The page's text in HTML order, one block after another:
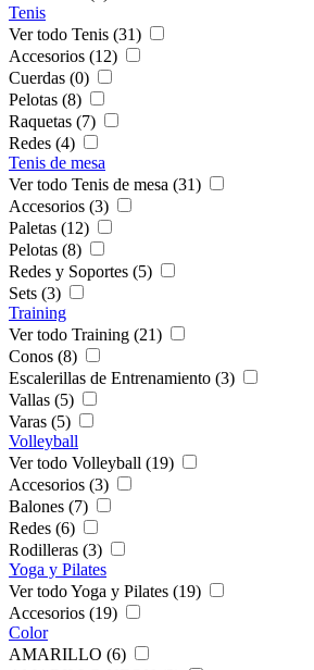
Tenis
Ver todo Tenis (31)
Accesorios (12)
Cuerdas (0)
Pelotas (8)
Raquetas (7)
Redes (4)
Tenis de mesa
Ver todo Tenis de mesa (31)
Accesorios (3)
Paletas (12)
Pelotas (8)
Redes y Soportes (5)
Sets (3)
Training
Ver todo Training (21)
Conos (8)
Escalerillas de Entrenamiento (3)
Vallas (5)
Varas (5)
Volleyball
Ver todo Volleyball (19)
Accesorios (3)
Balones (7)
Redes (6)
Rodilleras (3)
Yoga y Pilates
Ver todo Yoga y Pilates (19)
Accesorios (19)
Color
AMARILLO (6)